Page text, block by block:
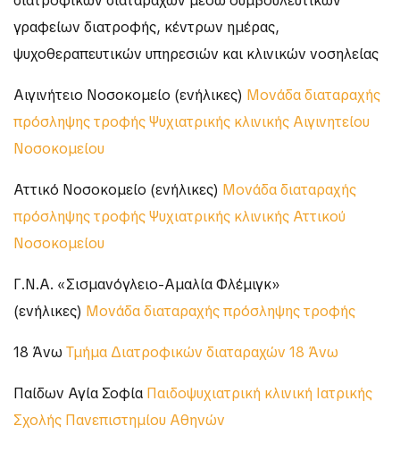
γραφείων διατροφής, κέντρων ημέρας,
ψυχοθεραπευτικών υπηρεσιών και κλινικών νοσηλείας
Αιγινήτειο Νοσοκομείο (ενήλικες) Μονάδα διαταραχής
πρόσληψης τροφής Ψυχιατρικής κλινικής Αιγινητείου
Νοσοκομείου
Αττικό Νοσοκομείο (ενήλικες) Μονάδα διαταραχής
πρόσληψης τροφής Ψυχιατρικής κλινικής Αττικού
Νοσοκομείου
Γ.Ν.Α. «Σισμανόγλειο-Αμαλία Φλέμιγκ»
(ενήλικες) Μονάδα διαταραχής πρόσληψης τροφής
18 Άνω Τμήμα Διατροφικών διαταραχών 18 Άνω
Παίδων Αγία Σοφία Παιδοψυχιατρική κλινική Ιατρικής
Σχολής Πανεπιστημίου Αθηνών